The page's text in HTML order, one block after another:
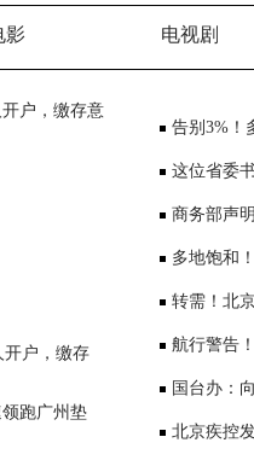
影 电视剧
开户，缴存
告别3%！
将少3000元
这位省委
部、10位女
商务部声
大会”
多地饱和
序竞争仍是
转需！北
公布
航行警告
国台办：
表达深切哀
北京疾控